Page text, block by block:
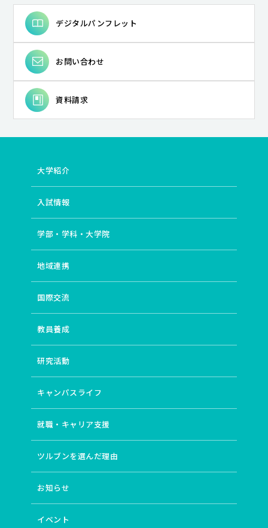
デジタルパンフレット
お問い合わせ
資料請求
大学紹介
入試情報
学部・学科・大学院
地域連携
国際交流
教員養成
研究活動
キャンパスライフ
就職・キャリア支援
ツルブンを選んだ理由
お知らせ
イベント